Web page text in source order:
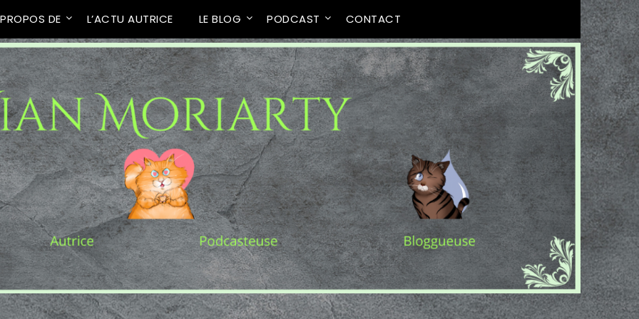
DE L’ACTU AUTRICE LE BLOG PODCAST CONTACT